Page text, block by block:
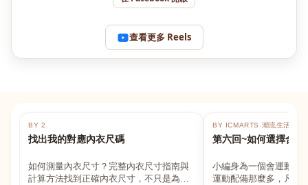
查看更多 Reels
BY 2
找出我的對應內衣尺碼
如何測量內衣尺寸？完整內衣尺寸指南與
計算方法找到正確內衣尺寸，不只是為了
BY ICMARTS 潮流生活百貨
第六回~如何選擇合適
小編身為一個會運動的
運動配備那麼多，凡舉